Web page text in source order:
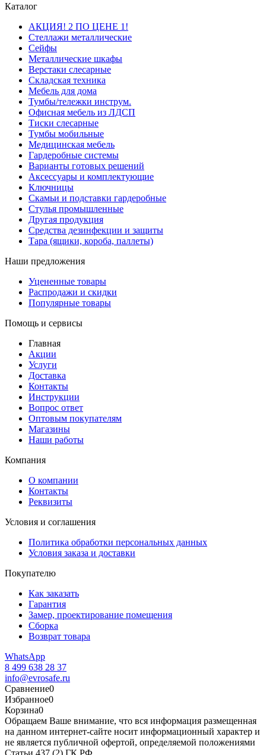
Каталог
АКЦИЯ! 2 ПО ЦЕНЕ 1!
Стеллажи металлические
Сейфы
Металлические шкафы
Верстаки слесарные
Складская техника
Мебель для дома
Тумбы/тележки инструм.
Офисная мебель из ЛДСП
Тиски слесарные
Тумбы мобильные
Медицинская мебель
Гардеробные системы
Варианты готовых решений
Аксессуары и комплектующие
Ключницы
Скамьи и подставки гардеробные
Стулья промышленные
Другая продукция
Средства дезинфекции и защиты
Тара (ящики, короба, паллеты)
Наши предложения
Уцененные товары
Распродажи и скидки
Популярные товары
Помощь и сервисы
Главная
Акции
Услуги
Доставка
Контакты
Инструкции
Вопрос ответ
Оптовым покупателям
Магазины
Наши работы
Компания
О компании
Контакты
Реквизиты
Условия и соглашения
Политика обработки персональных данных
Условия заказа и доставки
Покупателю
Как заказать
Гарантия
Замер, проектирование помещения
Сборка
Возврат товара
WhatsApp
8 499 638 28 37
info@evrosafe.ru
Сравнение0
Избранное0
Корзина0
Обращаем Ваше внимание, что вся информация размещенная
на данном интернет-сайте носит информационный характер и
не является публичной офертой, определяемой положениями
Статьи 437 (2) ГК РФ